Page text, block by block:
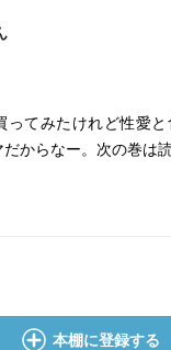
ってみたけれど性愛と
からなー。次の巻は読
本棚に登録する